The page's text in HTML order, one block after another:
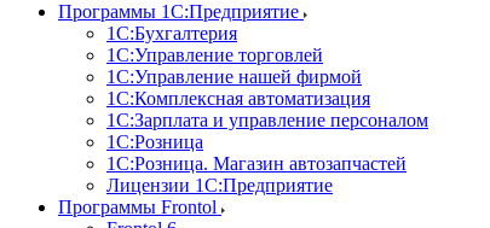
Программы 1С:Предприятие
1С:Бухгалтерия
1С:Управление торговлей
1С:Управление нашей фирмой
1С:Комплексная автоматизация
1С:Зарплата и управление персоналом
1С:Розница
1С:Розница. Магазин автозапчастей
Лицензии 1С:Предприятие
Программы Frontol